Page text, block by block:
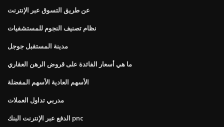
عن طريق التسوق عبر الإنترنت
نظام تصنيف النجوم للمستشفيات
مدينة المستقبل جوجل
ما هي أسعار الفائدة على قروض الرهن العقاري
الأسهم العادية الأسهم المفضلة
مدربي تداول العملات
الدفع عبر الإنترنت البنك pnc